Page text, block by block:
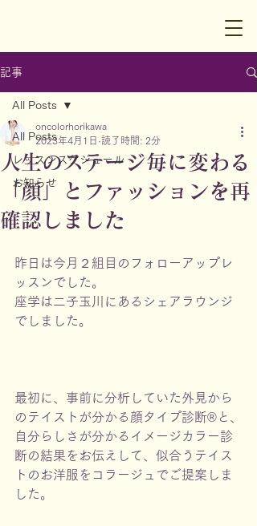
記事
All Posts
レッスンスケジュール
お知らせ
All Posts
人生のステージ毎に変わる
「顔」とファッションを再
確認しました
oncolorhorikawa
2023年4月1日 読了時間: 2分
昨日は今月２組目のフォローアップレ
ッスンでした。
座学は二子玉川にあるシェアラウンジ
でしました。
最初に、事前に分析していた外見から
のテイストが分かる顔タイプ診断®︎と、
自分らしさが分かるイメージカラー診
断の結果をお伝えして、似合うテイス
トのお洋服をコラージュでご提案しま
した。